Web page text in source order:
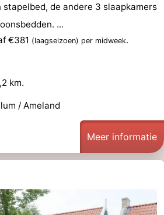
de andere 3 slaapkamers
...
€381 (laagseizoen) per midweek.
km.
/ Ameland
Meer informatie